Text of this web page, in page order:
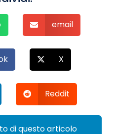
email
X
Reddit
di questo articolo